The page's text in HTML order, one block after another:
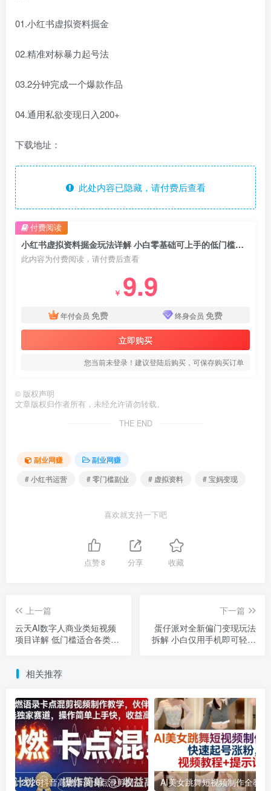
01.小红书虚拟资料掘金
02.精准对标暴力起号法
03.2分钟完成一个爆款作品
04.通用私欲变现日入200+
下载地址：
此处内容已隐藏，请付费后查看
小红书虚拟资料掘金玩法详解 小白零基础可上手的低门槛副业
此内容为付费阅读，请付费后查看
￥ 9.9
年付会员 免费 终身会员 免费
立即购买
您当前未登录！建议登陆后购买，可保存购买订单
付费阅读
© 版权声明
文章版权归作者所有，未经允许请勿转载。
THE END
副业网赚
副业网赚
# 小红书运营
# 零门槛副业 # 虚拟资料 # 宝妈变现
喜欢就支持一下吧
点赞8 分享 收藏
上一篇
云天AI数字人商业类短视频
项目详解 低门槛适合各类人
下一篇
蛋仔派对全新偏门变现玩法
拆解 小白仅用手机即可轻松
相关推荐
2026抖音高燃语录卡点混剪制作教学 伙伴计划低门槛增收教程